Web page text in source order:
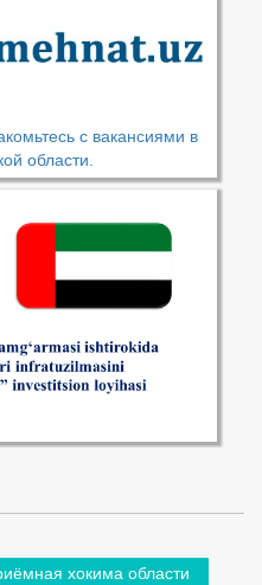
с вакансиями в
области.
хокима области